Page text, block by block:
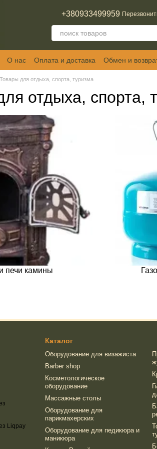
+380933499959
О нас Оплата и доставка Обмен и
Отзывы о магазине
Товары для отдыха, спорта, туризма
отдыха, спорта,
печи камины
Каталог
Оборудование для визажиста
Barber shop
Косметологическое
оборудование
Массажные столы
Оборудование для
парикмахерских
Оборудование для педикюра и
маникюра